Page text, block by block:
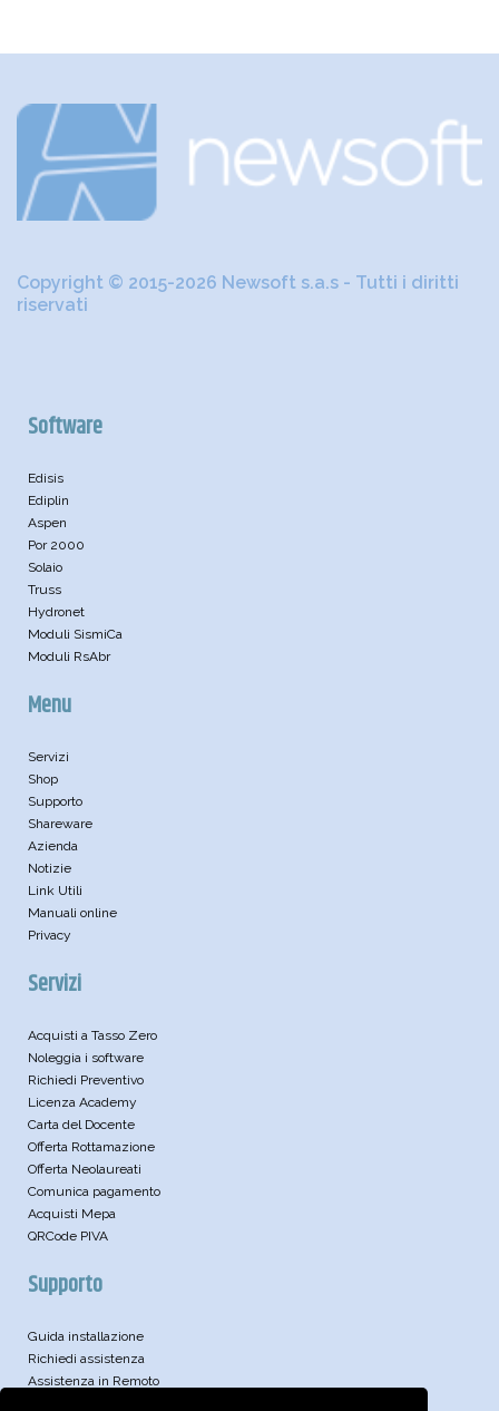
Copyright © 2015-2026 Newsoft s.a.s - Tutti i diritti
riservati
Software
Edisis
Ediplin
Aspen
Por 2000
Solaio
Truss
Hydronet
Moduli SismiCa
Moduli RsAbr
Menu
Servizi
Shop
Supporto
Shareware
Azienda
Notizie
Link Utili
Manuali online
Privacy
Servizi
Acquisti a Tasso Zero
Noleggia i software
Richiedi Preventivo
Licenza Academy
Carta del Docente
Offerta Rottamazione
Offerta Neolaureati
Comunica pagamento
Acquisti Mepa
QRCode PIVA
Supporto
Guida installazione
Richiedi assistenza
Assistenza in Remoto